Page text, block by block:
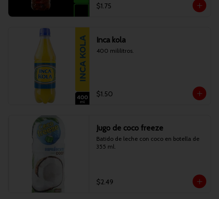
$1.75
Inca kola
400 mililitros.
$1.50
Jugo de coco freeze
Batido de leche con coco en botella de
355 ml.
$2.49